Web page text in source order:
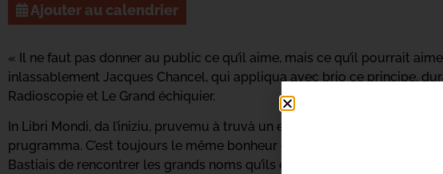
Ajouter au calendrier
« Il ne faut pas donner au public ce qu’il aime, mais ce qu’il pourrait
inlassablement Jacques Chancel, qui appliqua avec brio ce principe,
Radioscopie et Le Grand échiquier.
In Libri Mondi, da l’iniziu, pruvemu à truvà un equilibriu suttile, quand’è
prugramma. C’est toujours le même bonheur de donner l’opportunité
Bastiais de rencontrer les grands noms qu’ils et elles admirent, mais